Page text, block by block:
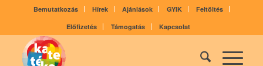
Bemutatkozás Hírek Ajánlások GYIK
Feltöltés
Előfizetés
Támogatás Kapcsolat